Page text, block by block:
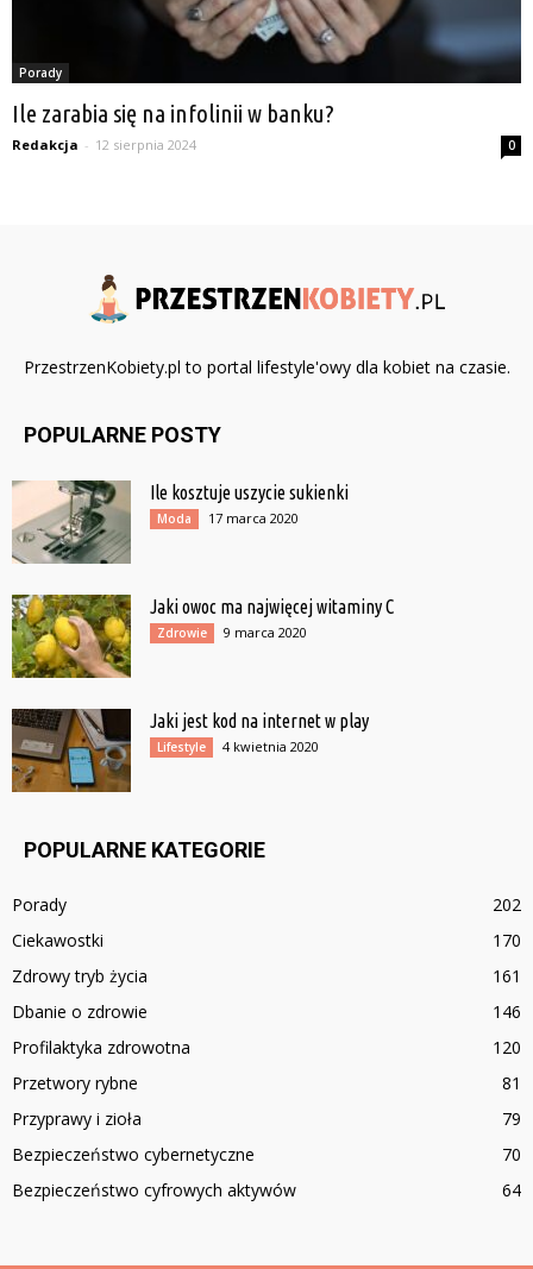
Porady
Ile zarabia się na infolinii w banku?
Redakcja - 12 sierpnia 2024 0
PrzestrzenKobiety.pl to portal lifestyle'owy dla kobiet na czasie.
POPULARNE POSTY
Ile kosztuje uszycie sukienki
Moda 17 marca 2020
Jaki owoc ma najwięcej witaminy C
Zdrowie 9 marca 2020
Jaki jest kod na internet w play
Lifestyle 4 kwietnia 2020
POPULARNE KATEGORIE
Porady
202
Ciekawostki
170
Zdrowy tryb życia
161
Dbanie o zdrowie
146
Profilaktyka zdrowotna
120
Przetwory rybne
81
Przyprawy i zioła
79
Bezpieczeństwo cybernetyczne
70
Bezpieczeństwo cyfrowych aktywów
64